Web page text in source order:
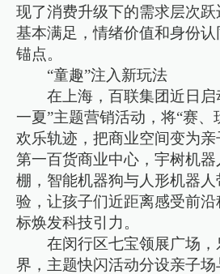
现了消费升级下的需求层次
基本满足，情绪价值和身份
锚点。
“童趣”注入新玩法
在上海，百联集团近日
一夏”主题营销活动，将“赛、
欢乐轨迹，把商业空间变为
第一百货商业中心，宇树机
棚，智能机器狗与人形机器
验，让孩子们近距离感受前
标焕发科技引力。
在闵行区七宝领展广场，
界，主题快闪活动分设亲子